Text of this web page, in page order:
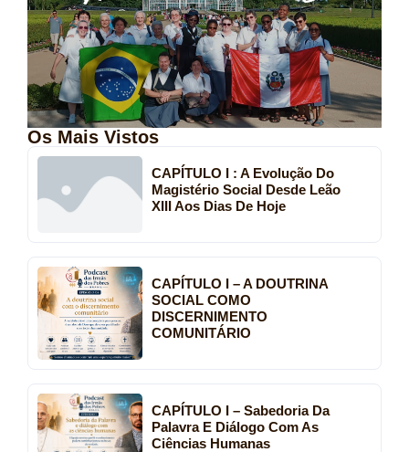
Os Mais Vistos
CAPÍTULO I : A Evolução Do
Magistério Social Desde Leão
XIII Aos Dias De Hoje
CAPÍTULO I – A DOUTRINA
SOCIAL COMO
DISCERNIMENTO
COMUNITÁRIO
CAPÍTULO I – Sabedoria Da
Palavra E Diálogo Com As
Ciências Humanas